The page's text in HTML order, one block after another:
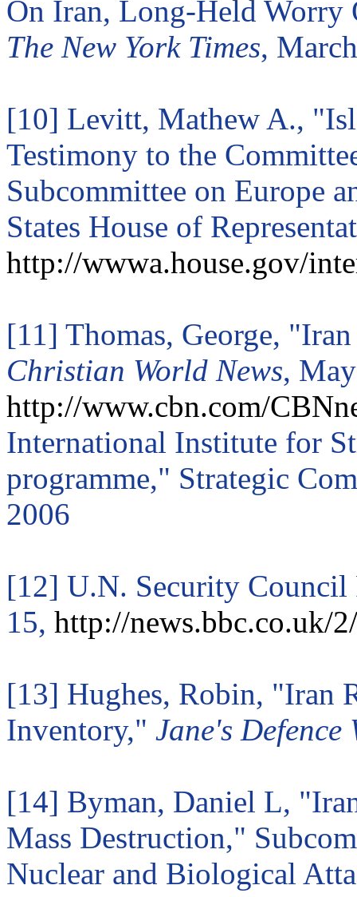
On Iran, Long-Held Worry
The New York Times,
[10] Levitt, Mathew A.,
Testimony to the
Subcommittee on Europe
States House of
http://wwwa.house.gov/
[11] Thomas, George,
Christian World News,
http://www.cbn.com/
International Institute for
programme," Strategic
2006
[12] U.N. Security Council
15, http://news.bbc.co.uk/
[13] Hughes, Robin, "Iran
Inventory," Jane's Defence
[14] Byman, Daniel L,
Mass Destruction,"
Nuclear and Biological